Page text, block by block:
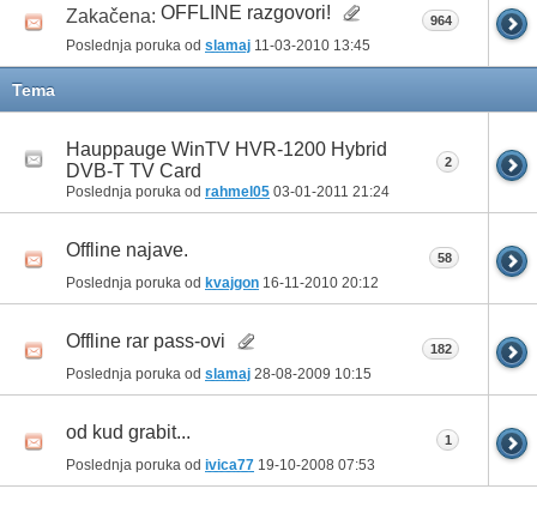
Zakačena: OFFLINE razgovori!
Poslednja poruka od slamaj 11-03-2010 13:45
964
Tema
Hauppauge WinTV HVR-1200 Hybrid
DVB-T TV Card
Poslednja poruka od rahmel05 03-01-2011 21:24
2
Offline najave.
Poslednja poruka od kvajgon 16-11-2010 20:12
58
Offline rar pass-ovi
Poslednja poruka od slamaj 28-08-2009 10:15
182
od kud grabit...
Poslednja poruka od ivica77 19-10-2008 07:53
1